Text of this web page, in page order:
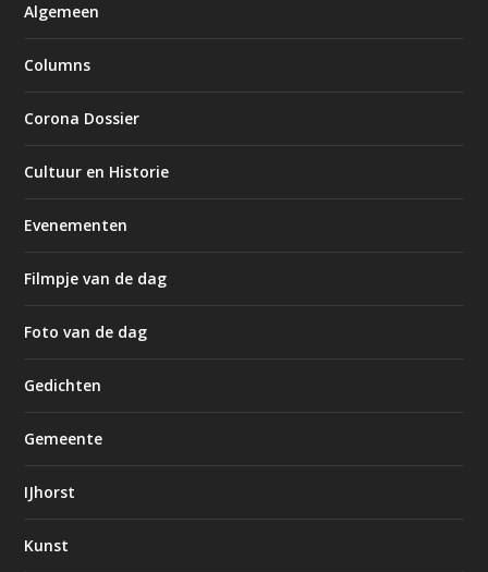
Algemeen
Columns
Corona Dossier
Cultuur en Historie
Evenementen
Filmpje van de dag
Foto van de dag
Gedichten
Gemeente
IJhorst
Kunst